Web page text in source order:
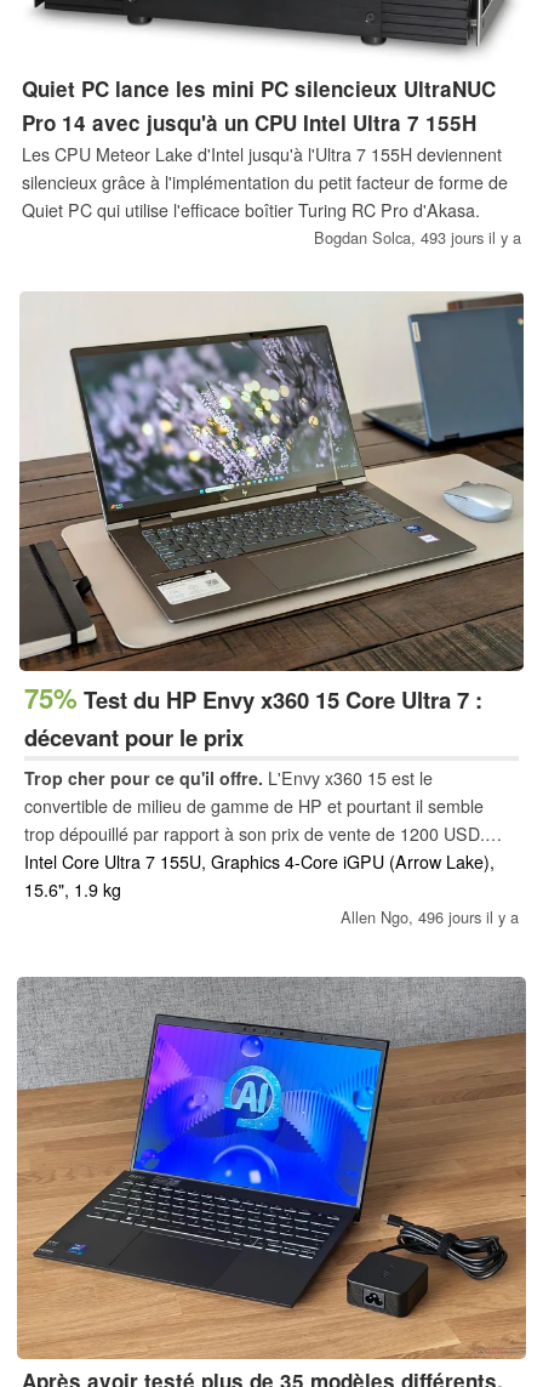
Quiet PC lance les mini PC silencieux UltraNUC
Pro 14 avec jusqu'à un CPU Intel Ultra 7 155H
Les CPU Meteor Lake d'Intel jusqu'à l'Ultra 7 155H deviennent
silencieux grâce à l'implémentation du petit facteur de forme de
Quiet PC qui utilise l'efficace boîtier Turing RC Pro d'Akasa.
Bogdan Solca, 493 jours il y a
75% Test du HP Envy x360 15 Core Ultra 7 :
décevant pour le prix
Trop cher pour ce qu'il offre. L'Envy x360 15 est le
convertible de milieu de gamme de HP et pourtant il semble
trop dépouillé par rapport à son prix de vente de 1200 USD.
Certains aspects sont louables, mais ils sont peu nombreux,
alors que les concurrents de la gamme peuvent offrir
Intel Core Ultra 7 155U, Graphics 4-Core iGPU (Arrow Lake),
15.6", 1.9 kg
Allen Ngo, 496 jours il y a